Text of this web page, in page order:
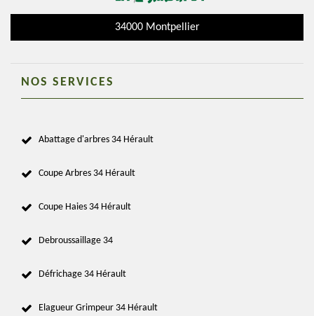
34000 Montpellier
NOS SERVICES
Abattage d'arbres 34 Hérault
Coupe Arbres 34 Hérault
Coupe Haies 34 Hérault
Debroussaillage 34
Défrichage 34 Hérault
Elagueur Grimpeur 34 Hérault